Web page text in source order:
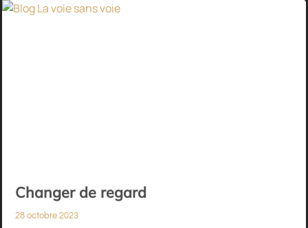
Changer de regard
28 octobre 2023